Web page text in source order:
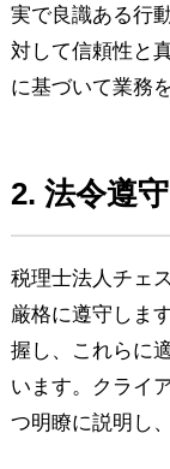
実で良識ある行
対して信頼性と
に基づいて業務
2. 法令遵守
税理士法人チェ
厳格に遵守しま
握し、これらに
います。クライ
つ明瞭に説明し